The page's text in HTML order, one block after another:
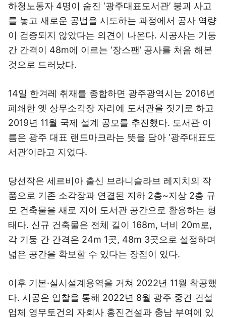
하청노동자 4명이 숨진 ‘광주대표도서관’ 붕괴 사고
를 놓고 새로운 공법을 시도하는 과정에서 공사 역량
이 검증되지 않았다는 의견이 나온다. 시공사는 기둥
간 간격이 48m에 이르는 ‘장스팬’ 공사를 처음 해본
것으로 드러났다.
14일 한겨레 취재를 종합하면 광주광역시는 2016년
폐쇄한 옛 상무소각장 자리에 도서관을 짓기로 하고
2019년 11월 국제 설계 공모를 추진했다. 도서관 이
름은 광주 대표 랜드마크라는 뜻을 담아 ‘광주대표도
서관’이라고 지었다.
당선작은 세르비아 출신 브라니슬라브 레지치의 작
품으로 기존 소각장과 연결된 지하 2층~지상 2층 규
모 건축물을 새로 지어 도서관 공간으로 활용하는 형
태다. 신규 건축물은 전체 길이 168m, 너비 20m로,
각 기둥 간 간격은 24m 1곳, 48m 3곳으로 설정하며
넓은 공간을 확보할 수 있다는 장점이 있다.
이후 기본·실시설계용역을 거쳐 2022년 11월 착공했
다. 시공은 입찰을 통해 2022년 8월 광주 중견 건설
업체 영무토건의 자회사 홍진건설과 충남 부여에 있